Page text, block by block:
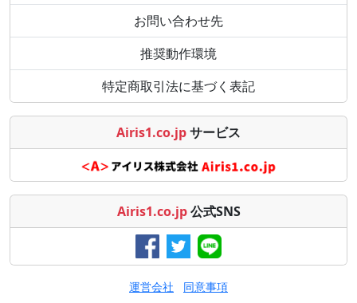
お問い合わせ先
推奨動作環境
特定商取引法に基づく表記
Airis1.co.jpサービス
Airis1.co.jp 公式SNS
運営会社 同意事項